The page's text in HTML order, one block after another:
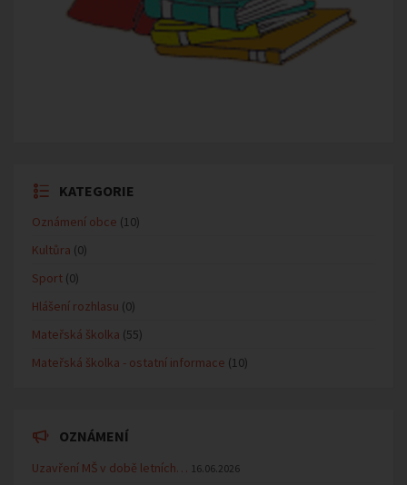
KATEGORIE
Oznámení obce (10)
Kultůra (0)
Sport (0)
Hlášení rozhlasu (0)
Mateřská školka (55)
Mateřská školka - ostatní informace (10)
OZNÁMENÍ
Uzavření MŠ v době letních… 16.06.2026